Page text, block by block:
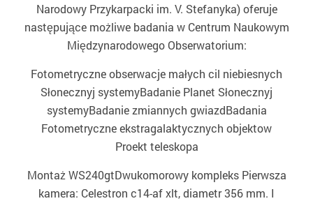
Narodowy Przykarpacki im. V. Stefanyka) oferuje
następujące możliwe badania w Centrum Naukowym
Międzynarodowego Obserwatorium:
Fotometryczne obserwacje małych cil niebiesnych
Słonecznyj systemyBadanie Planet Słonecznyj
systemyBadanie zmiannych gwiazdBadania
Fotometryczne ekstragalaktycznych objektow
Proekt teleskopa
Montaż WS240gtDwukomorowy kompleks Pierwsza
kamera: Celestron c14-af xlt, diametr 356 mm. I